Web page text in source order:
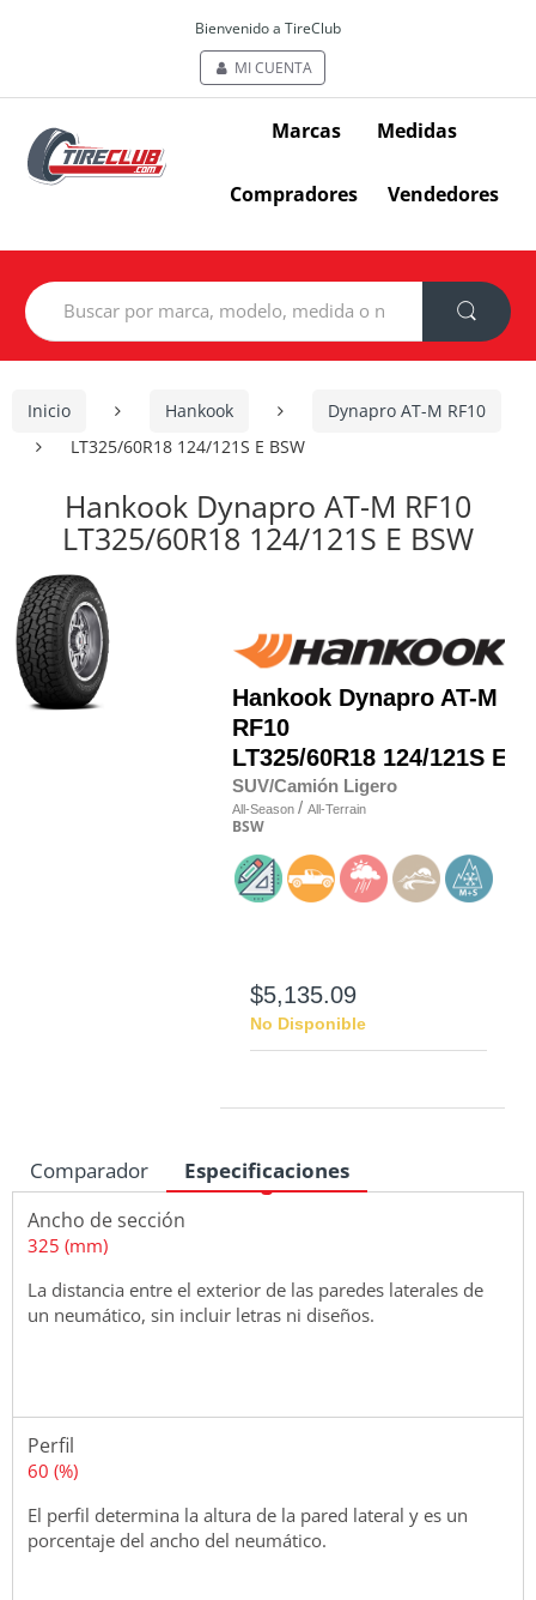
Bienvenido a TireClub
MI CUENTA
Marcas Medidas
Compradores Vendedores
Search
for:
Inicio Hankook
Dynapro AT-M RF10
LT325/60R18 124/121S E BSW
Hankook Dynapro AT-M RF10
LT325/60R18 124/121S E BSW
Hankook Dynapro AT-M
RF10
LT325/60R18 124/121S E
SUV/Camión Ligero
All-Season / All-Terrain
BSW
$5,135.09
No Disponible
Comparador Especificaciones
Ancho de sección
325 (mm)
La distancia entre el exterior de las paredes laterales de
un neumático, sin incluir letras ni diseños.
Perfil
60 (%)
El perfil determina la altura de la pared lateral y es un
porcentaje del ancho del neumático.